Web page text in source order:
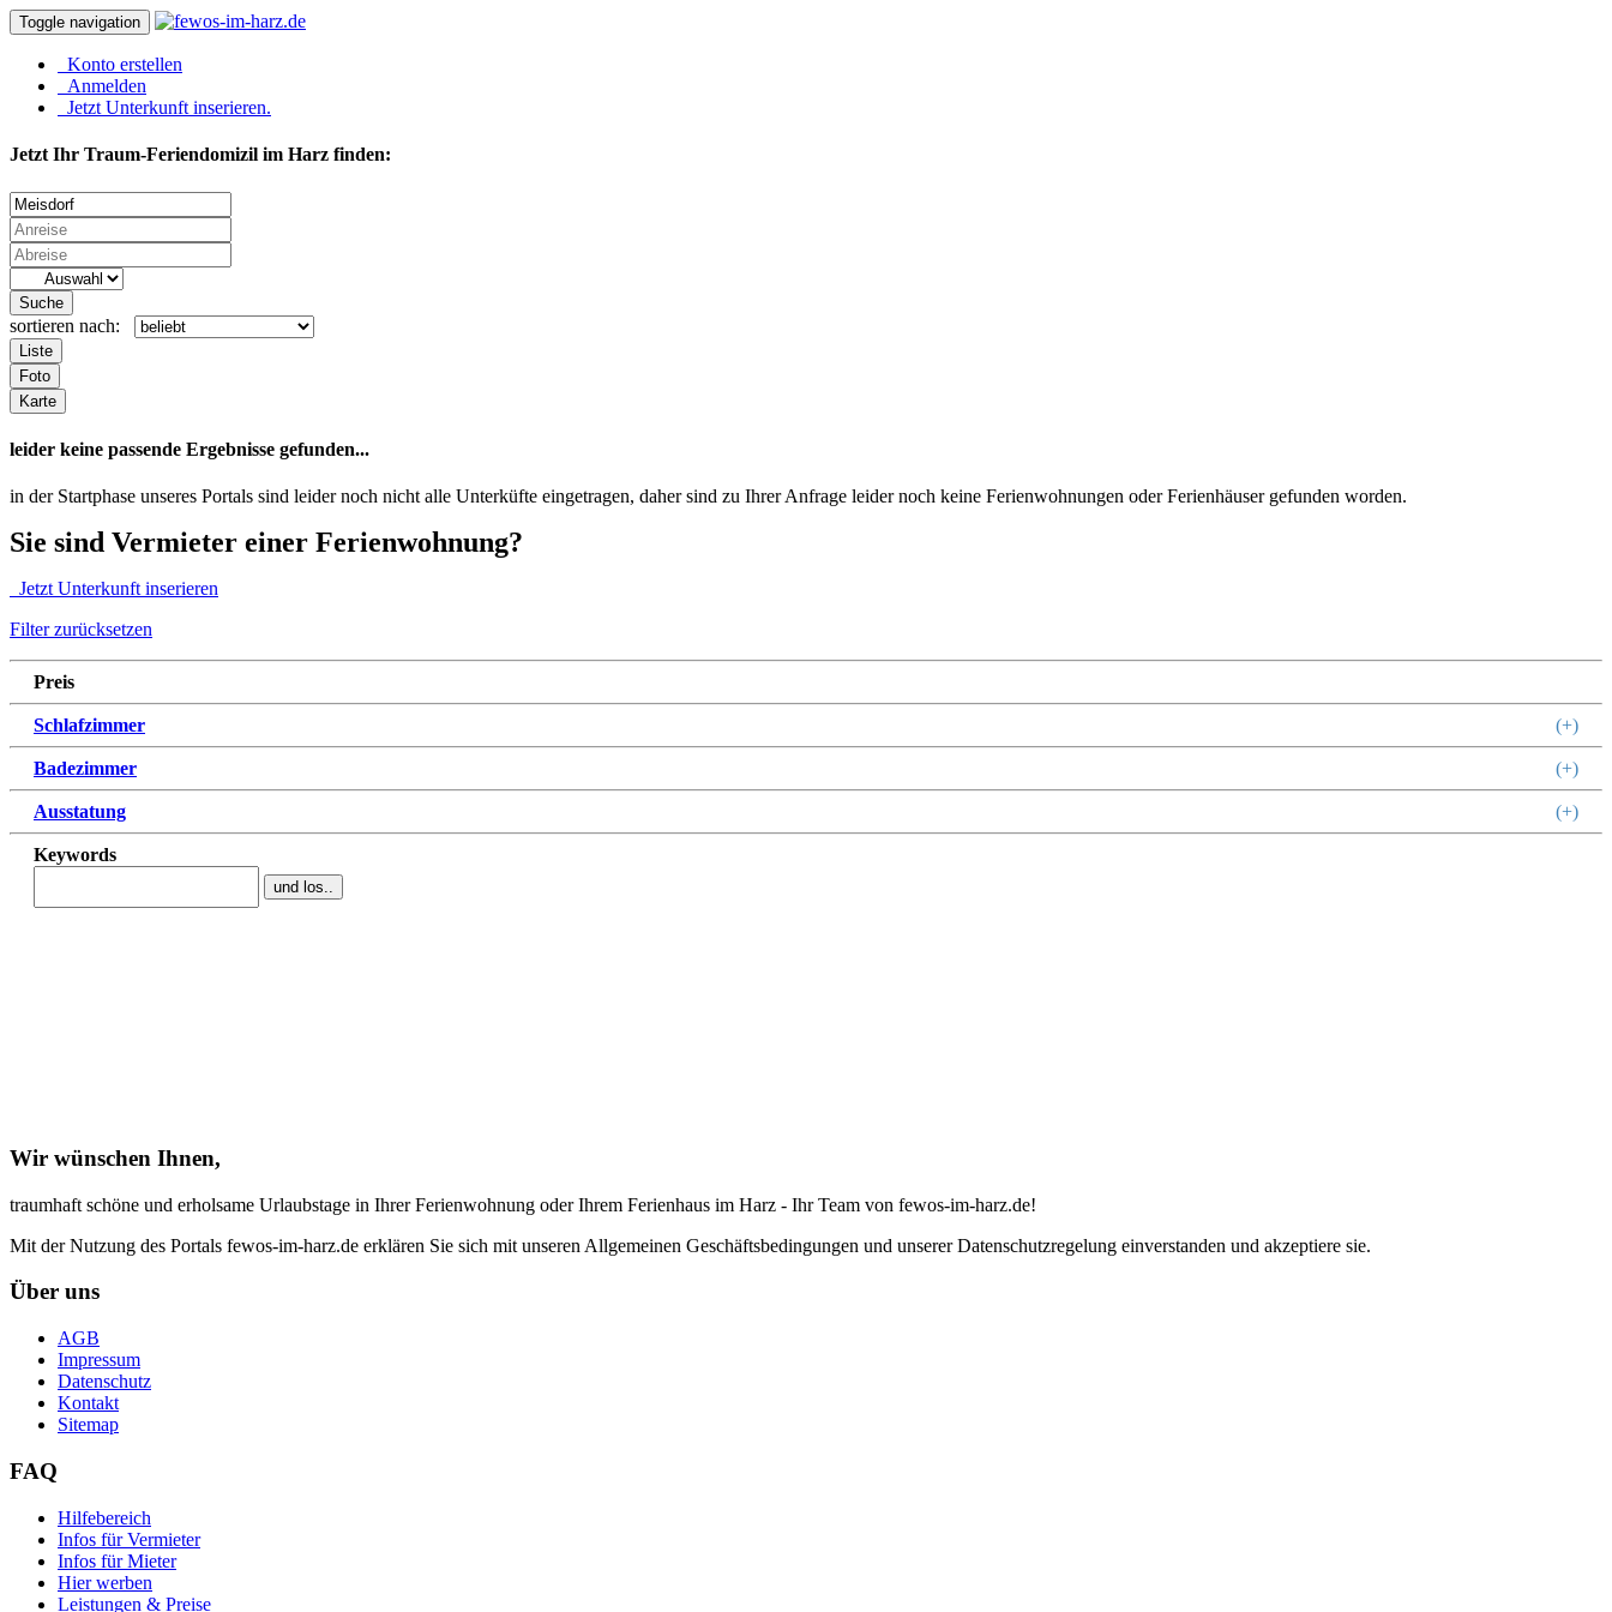
Toggle navigation
Konto erstellen
Anmelden
Jetzt Unterkunft inserieren.
Jetzt Ihr Traum-Feriendomizil im Harz finden:
Suche
sortieren nach:
Liste
Foto
Karte
leider keine passende Ergebnisse gefunden...
in der Startphase unseres Portals sind leider noch nicht alle Unterküfte eingetragen, daher sind zu Ihrer Anfrage leider noch keine Ferienwohnungen oder Ferienhäuser gefunden worden.
Sie sind Vermieter einer Ferienwohnung?
Jetzt Unterkunft inserieren
Filter zurücksetzen
Preis
Schlafzimmer (+)
Badezimmer (+)
Ausstatung (+)
Keywords
und los..
Wir wünschen Ihnen,
traumhaft schöne und erholsame Urlaubstage in Ihrer Ferienwohnung oder Ihrem Ferienhaus im Harz - Ihr Team von fewos-im-harz.de!
Mit der Nutzung des Portals fewos-im-harz.de erklären Sie sich mit unseren Allgemeinen Geschäftsbedingungen und unserer Datenschutzregelung einverstanden und akzeptiere sie.
Über uns
AGB
Impressum
Datenschutz
Kontakt
Sitemap
FAQ
Hilfebereich
Infos für Vermieter
Infos für Mieter
Hier werben
Leistungen & Preise